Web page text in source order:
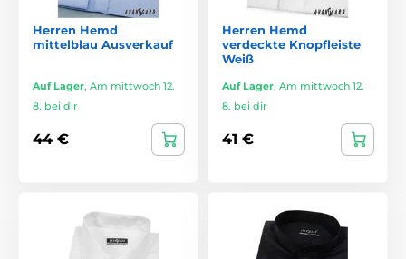
Herren Hemd
mittelblau Ausverkauf
Auf Lager, Am mittwoch 12.
8. bei dir
44 €
Herren Hemd
verdeckte Knopfleiste
Weiß
Auf Lager, Am mittwoch 12.
8. bei dir
41 €